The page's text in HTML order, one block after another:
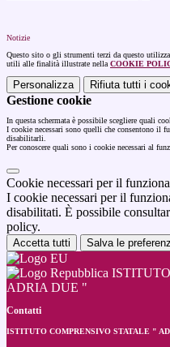
Notizie
Questo sito o gli strumenti terzi da questo
utili alle finalità illustrate nella COOKIE
Personalizza Rifiuta tutti i
Gestione cookie
In questa schermata è possibile scegliere quali
I cookie necessari sono quelli che consentono il
disabilitarli.
Per conoscere quali sono i cookie necessari al
Cookie necessari per il
I cookie necessari per il
disabilitati. È possibile
policy.
Accetta tutti Salva le
ADRIA DUE "
Contatti
ISTITUTO COMPRENSIVO STATALE "